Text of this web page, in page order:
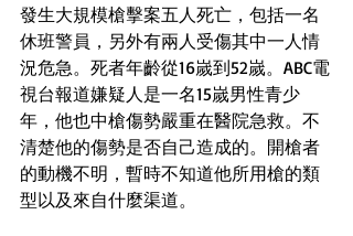
發生大規模槍擊案五人死亡，包括一名
休班警員，另外有兩人受傷其中一人情
況危急。死者年齡從16嵗到52嵗。ABC電
視台報道嫌疑人是一名15嵗男性青少
年，他也中槍傷勢嚴重在醫院急救。不
清楚他的傷勢是否自己造成的。開槍者
的動機不明，暫時不知道他所用槍的類
型以及來自什麼渠道。